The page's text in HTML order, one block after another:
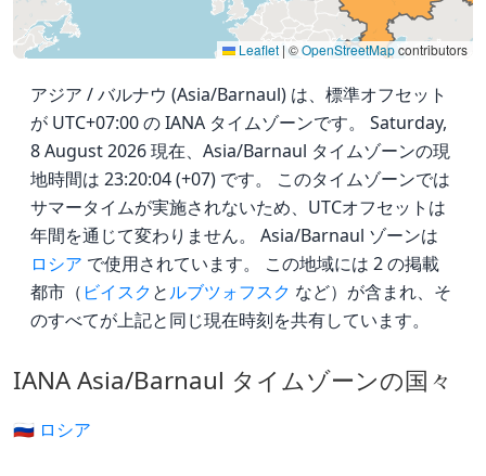
Leaflet | ©OpenStreetMapcontributors
アジア / バルナウ (Asia/Barnaul) は、標準オフセット
が UTC+07:00 の IANA タイムゾーンです。 Saturday,
8 August 2026 現在、Asia/Barnaul タイムゾーンの現
地時間は 23:20:04 (+07) です。 このタイムゾーンでは
サマータイムが実施されないため、UTCオフセットは
年間を通じて変わりません。 Asia/Barnaul ゾーンは
ロシア で使用されています。 この地域には 2 の掲載
都市（ ビイスクとルブツォフスク など）が含まれ、そ
のすべてが上記と同じ現在時刻を共有しています。
IANA Asia/Barnaul タイムゾーンの国々
🇷🇺 ロシア